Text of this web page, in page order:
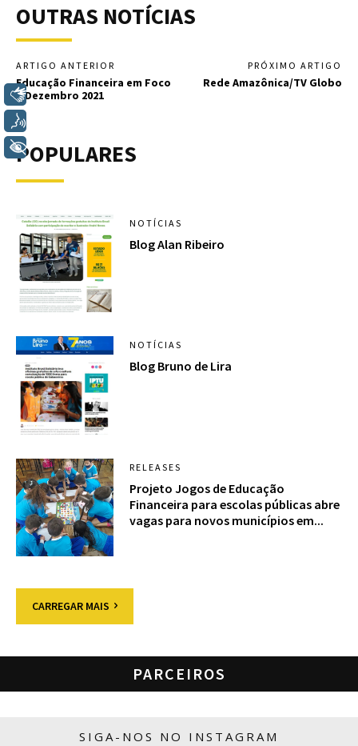
OUTRAS NOTÍCIAS
ARTIGO ANTERIOR
Educação Financeira em Foco
– Dezembro 2021
PRÓXIMO ARTIGO
Rede Amazônica/TV Globo
POPULARES
NOTÍCIAS
Blog Alan Ribeiro
NOTÍCIAS
Blog Bruno de Lira
RELEASES
Projeto Jogos de Educação
Financeira para escolas públicas abre
vagas para novos municípios em...
CARREGAR MAIS
PARCEIROS
SIGA-NOS NO INSTAGRAM
Libras
+ Acessibilidade